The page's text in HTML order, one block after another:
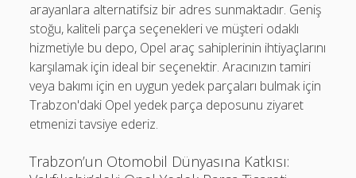
arayanlara alternatifsiz bir adres sunmaktadır. Geniş
stoğu, kaliteli parça seçenekleri ve müşteri odaklı
hizmetiyle bu depo, Opel araç sahiplerinin ihtiyaçlarını
karşılamak için ideal bir seçenektir. Aracınızın tamiri
veya bakımı için en uygun yedek parçaları bulmak için
Trabzon'daki Opel yedek parça deposunu ziyaret
etmenizi tavsiye ederiz.
Trabzon’un Otomobil Dünyasına Katkısı: